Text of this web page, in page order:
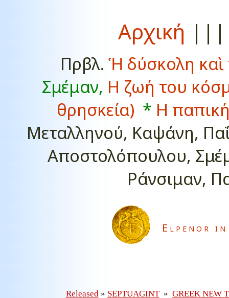
Αρχική
Πρβλ. Ἡ δύσκολη
Σμέμαν, Η ζωή του
θρησκεία) * Η
Μεταλληνού, Καψάνη,
Αποστολόπουλου,
Ράνσιμαν,
Elpenor